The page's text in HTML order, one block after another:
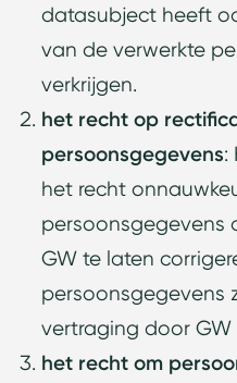
datasubject heeft
van de verwerkte
verkrijgen.
het recht op
persoonsgegevens:
het recht
persoonsgegevens
GW te laten
persoonsgegevens
vertraging door
het recht om